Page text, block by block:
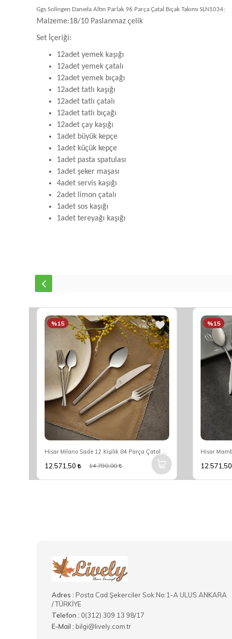
Ggs Solingen Danıela Altın Parlak 96 Parça Çatal Bıçak Takımı SLN1034;
Malzeme:18/10 Paslanmaz çelik
Set İçeriği:
12adet yemek kaşığı
12adet yemek çatalı
12adet yemek bıçağı
12adet tatlı kaşığı
12adet tatlı çatalı
12adet tatlı bıçağı
12adet çay kaşığı
1adet büyük kepçe
1adet küçük kepçe
1adet pasta spatulası
1adet şeker maşası
4adet servis kaşığı
2adet limon çatalı
1adet sos kaşığı
1adet tereyağı kaşığı
Hisar Milano Sade 12 Kişilik 84 Parça Çatal Kaşık Bıçak Seti
%15
12.571,50 14.790,00
%15
12.571,50
Adres : Posta Cad.Şekerciler Sok.No:1-A ULUS ANKARA
/ TÜRKİYE
Telefon : 0(312) 309 13 98/17
E-Mail : bilgi@lively.com.tr